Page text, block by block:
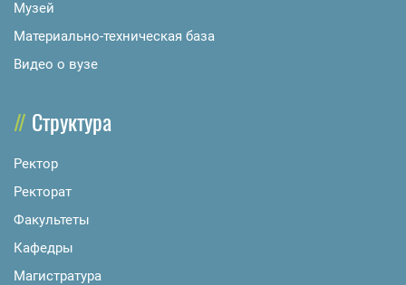
Музей
Материально-техническая база
Видео о вузе
Структура
Ректор
Ректорат
Факультеты
Кафедры
Магистратура